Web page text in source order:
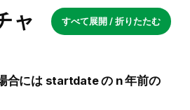
すべて展開 / 折りたたむ
ャ
合には startdateの n年前の